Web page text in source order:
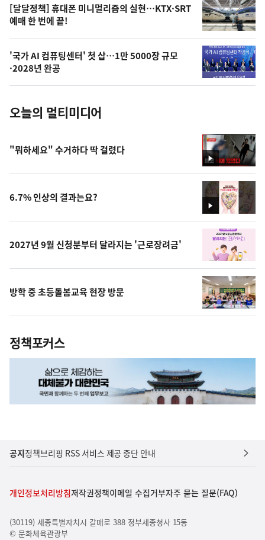
오
늘
의
사
진
[달달정책] 휴대폰 미니멀리즘의 실현…KTX·SRT
예매 한 번에 끝!
'국가 AI 컴퓨팅센터' 첫 삽…1만 5000장 규모
·2028년 완공
오늘의 멀티미디어
영
상
"뭐하세요" 수거하다 딱 걸렸다
영
상
6.7% 인상의 결과는요?
2027년 9월 신청분부터 달라지는 '근로장려금'
방학 중 초등돌봄교육 현장 방문
정책포커스
공지정책브리핑 RSS 서비스 제공 중단 안내
개인정보처리방침저작권정책이메일 수집거부자주 묻는 질문(FAQ)
(30119) 세종특별자치시 갈매로 388 정부세종청사 15동
© 문화체육관광부